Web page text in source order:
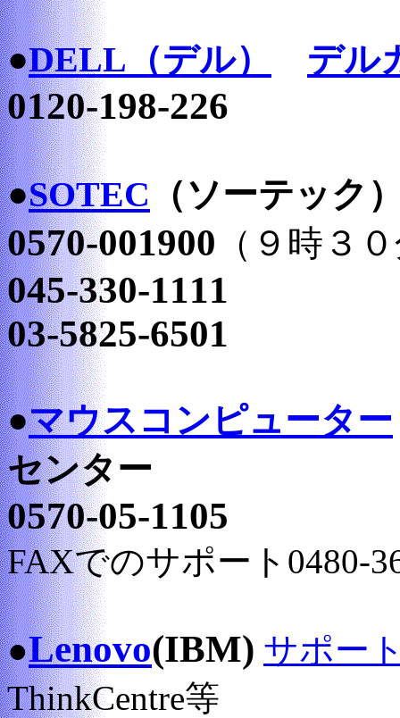
●DELL（デル） デル
0120-198-226
●SOTEC （ソーテック
0570-001900 （９時３
045-330-1111
03-5825-6501
●マウスコンピューター
センター
0570-05-1105
FAXでのサポート0480-
●Lenovo(IBM) サポー
ThinkCentre等